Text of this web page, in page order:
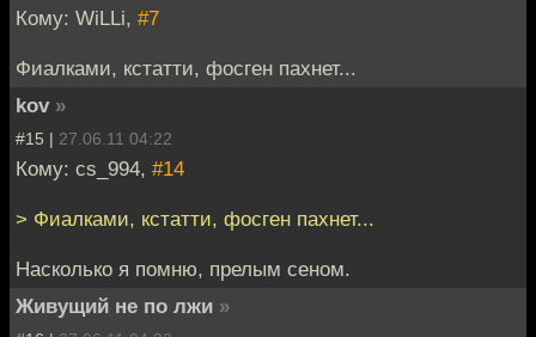
Кому: WiLLi, #7
Фиалками, кстатти, фосген пахнет...
kov »
#15 | 27.06.11 04:22
Кому: cs_994, #14
> Фиалками, кстатти, фосген пахнет...
Насколько я помню, прелым сеном.
Живущий не по лжи »